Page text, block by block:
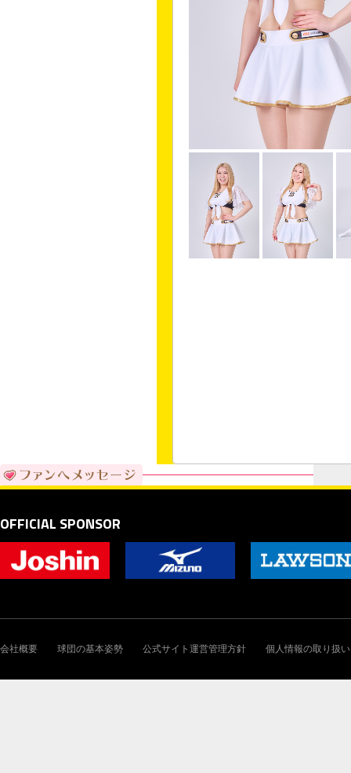
OFFICIAL SPONSOR
会社概要 球団の基本姿勢 公式サイト運営管理方針 個人情報の取り扱い